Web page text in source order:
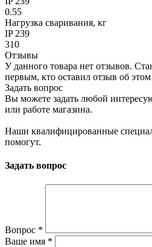
0.55
Нагрузка сваривания, кг
IP 239
310
Отзывы
У данного товара нет отзывов.
первым, кто оставил отзыв об этом
Задать вопрос
Вы можете задать любой
или работе магазина.
Наши квалифицированные
помогут.
Задать вопрос
Вопрос *
Ваше имя *